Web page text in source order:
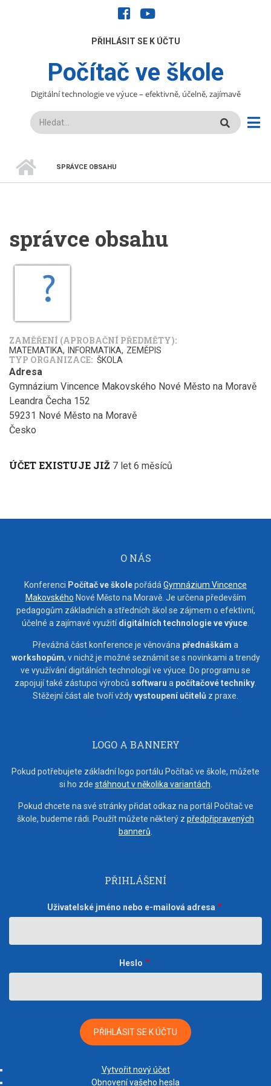
facebookyoutube
UŽIVATELÉPŘIHLÁSIT SE K ÚČTU
Počítač ve škole
Digitální technologie ve výuce – efektivně, účelně, zajímavě
Hledat
DROBEČKOVÁ
SPRÁVCE OBSAHU
správce obsahu
ZAMĚŘENÍ (APROBAČNÍ PŘEDMĚTY)
MATEMATIKA INFORMATIKA ZEMĚPIS
TYP ORGANIZACE ŠKOLA
Adresa
Gymnázium Vincence Makovského Nové Město na Moravě
Leandra Čecha 152
59231 Nové Město na Moravě
Česko
ÚČET EXISTUJE JIŽ 7 let 6 měsíců
O NÁS
Konferenci Počítač ve školepořádá Gymnázium Vincence
Makovského Nové Město na Moravě. Je určena především
pedagogům základních a středních škol se zájmem o efektivní,
účelné a zajímavé využitídigitálních technologie ve výuce
Převážná část konference je věnována přednáškám a
workshopům, v nichž je možné seznámit se s novinkami a trendy
ve využívání digitálních technologií ve výuce. Do programu se
zapojují také zástupci výrobců softwaru a počítačové techniky
Stěžejní část ale tvoří vždyvystoupení učitelů z praxe.
LOGO A BANNERY
Pokud potřebujete základní logo portálu Počítač ve škole, můžete
si ho zde stáhnout v několika variantách
Pokud chcete na své stránky přidat odkaz na portál Počítač ve
škole, budeme rádi. Použít můžete některý z předpřipravených
bannerů
PŘIHLÁŠENÍ
Uživatelské jméno nebo e-mailová adresa
Heslo
Vytvořit nový účet
Obnovení vašeho hesla